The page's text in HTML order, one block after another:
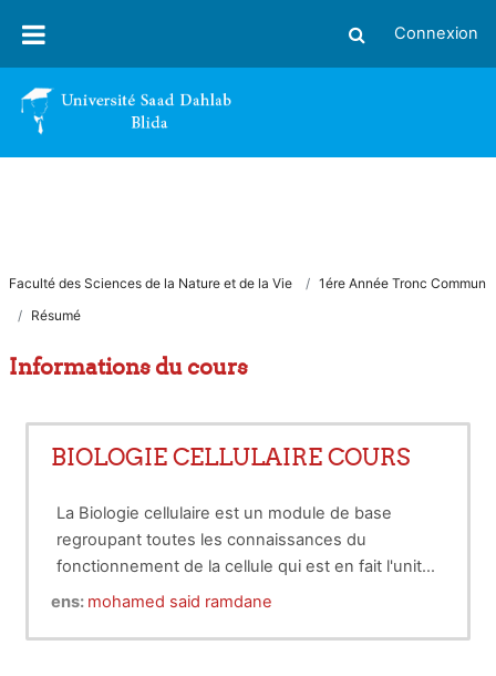
Activer/
Connexion
Faculté des Sciences de la Nature et de la Vie
1ére Année Tronc Commun
Résumé
Informations du cours
BIOLOGIE CELLULAIRE COURS
La Biologie cellulaire est un module de base
regroupant toutes les connaissances du
fonctionnement de la cellule qui est en fait l'unité
de vie et donc ce qui explique toutes les notions
la cellule et ses organites doit être comprise dans
fonctionnement pour pouvoir comprendre la
ens: mohamed said ramdane